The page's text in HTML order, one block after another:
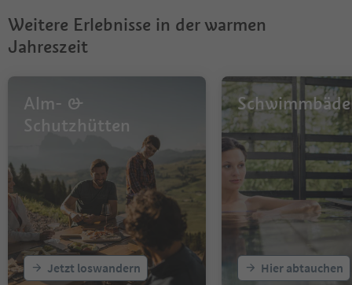
Weitere Erlebnisse in der warmen
Jahreszeit
Alm- &
Schutzhütten
Jetzt loswandern Hier abtauchen